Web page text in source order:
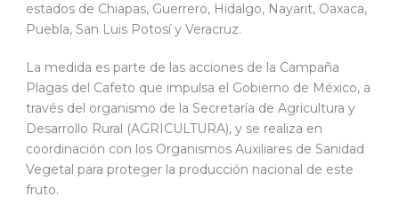
estados de Chiapas, Guerrero, Hidalgo, Nayarit, Oaxaca,
Puebla, San Luis Potosí y Veracruz.
La medida es parte de las acciones de la Campaña
Plagas del Cafeto que impulsa el Gobierno de México, a
través del organismo de la Secretaría de Agricultura y
Desarrollo Rural (AGRICULTURA), y se realiza en
coordinación con los Organismos Auxiliares de Sanidad
Vegetal para proteger la producción nacional de este
fruto.